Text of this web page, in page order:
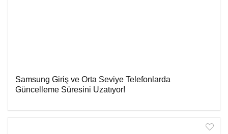
Samsung Giriş ve Orta Seviye Telefonlarda
Güncelleme Süresini Uzatıyor!